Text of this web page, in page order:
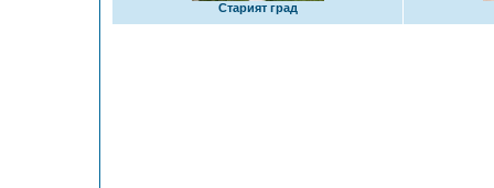
Старият град